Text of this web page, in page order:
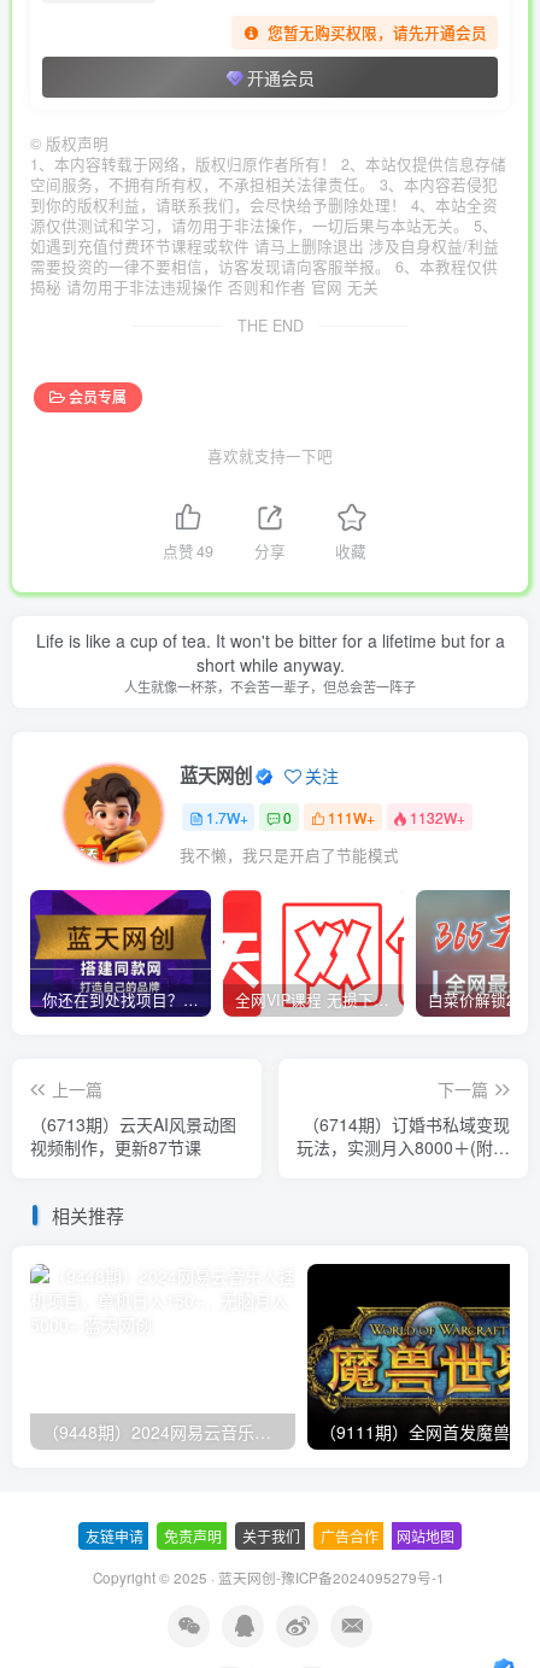
您暂无购买权限，请先开通会员
开通会员
© 版权声明
1、本内容转载于网络，版权归原作者所有！ 2、本站仅提供信息存储
空间服务，不拥有所有权，不承担相关法律责任。 3、本内容若侵犯
到你的版权利益，请联系我们，会尽快给予删除处理！ 4、本站全资
源仅供测试和学习，请勿用于非法操作，一切后果与本站无关。 5、
如遇到充值付费环节课程或软件 请马上删除退出 涉及自身权益/利益
需要投资的一律不要相信，访客发现请向客服举报。 6、本教程仅供
揭秘 请勿用于非法违规操作 否则和作者 官网 无关
THE END
会员专属
喜欢就支持一下吧
点赞49 分享 收藏
Life is like a cup of tea. It won't be bitter for a lifetime but for a
short while anyway.
人生就像一杯茶，不会苦一辈子，但总会苦一阵子
蓝天网创 关注
1.7W+ 0 111W+ 1132W+
我不懒，我只是开启了节能模式
你还在到处找项目？还在当韭菜？我靠卖项目一个月收入5万+，曾经我也是个失败者。 全网VIP课程 无损下载~
上一篇
（6713期）云天AI风景动图
视频制作，更新87节课
下一篇
（6714期）订婚书私域变现
玩法，实测月入8000＋(附带
相关推荐
友链申请 免责声明 关于我们 广告合作 网站地图
Copyright © 2025 · 蓝天网创-豫ICP备2024095279号-1